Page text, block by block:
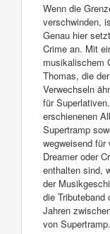
Wenn die
verschwinden,
Genau hier
Crime an. Mit
musikalischem
Thomas, die
Verwechseln
für
erschienenen
Supertramp
wegweisend für
Dreamer oder
enthalten sind,
der
die Tributeband
Jahren
von Supertramp.